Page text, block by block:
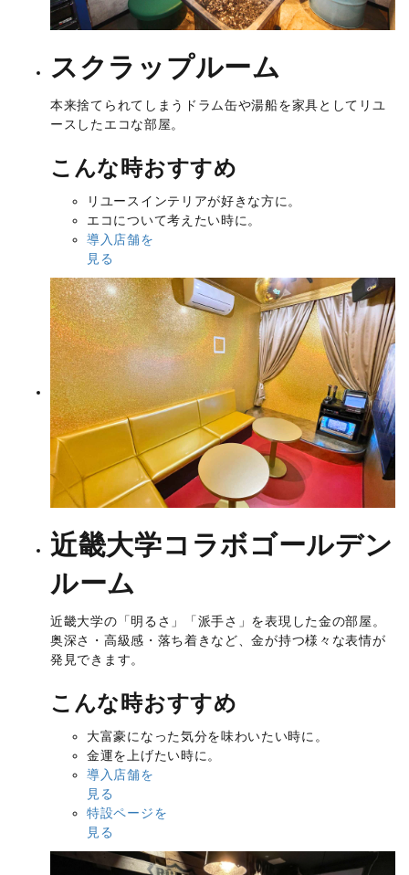
スクラップルーム
本来捨てられてしまうドラム缶や湯船を家具としてリユ
ースしたエコな部屋。
こんな時おすすめ
リユースインテリアが好きな方に。
エコについて考えたい時に。
導入店舗を
見る
近畿大学コラボゴールデン
ルーム
近畿大学の「明るさ」「派手さ」を表現した金の部屋。
奥深さ・高級感・落ち着きなど、金が持つ様々な表情が
発見できます。
こんな時おすすめ
大富豪になった気分を味わいたい時に。
金運を上げたい時に。
導入店舗を
見る
特設ページを
見る